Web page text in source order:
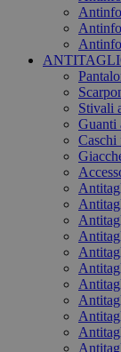
Stivali
Guanti
Caschi